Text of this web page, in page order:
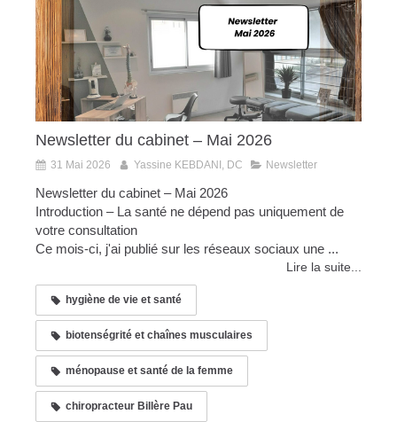
Newsletter du cabinet – Mai 2026
31 Mai 2026 Yassine KEBDANI, DC Newsletter
Newsletter du cabinet – Mai 2026
Introduction – La santé ne dépend pas uniquement de
votre consultation
Ce mois-ci, j'ai publié sur les réseaux sociaux une ...
Lire la suite...
hygiène de vie et santé
biotenségrité et chaînes musculaires
ménopause et santé de la femme
chiropracteur Billère Pau